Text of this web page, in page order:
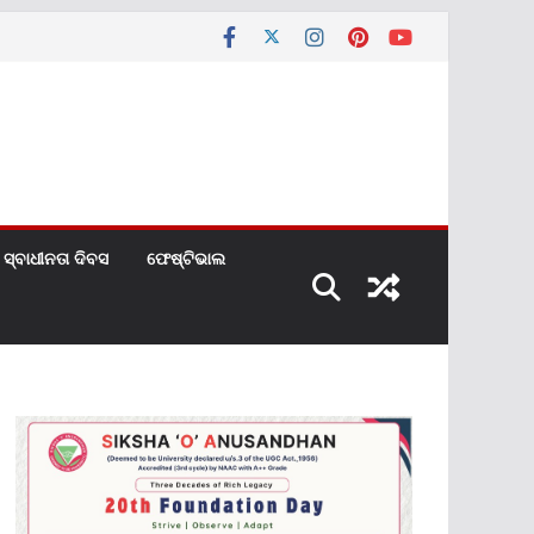
ସ୍ବାଧୀନତା ଦିବସ ଫେଷ୍ଟିଭାଲ